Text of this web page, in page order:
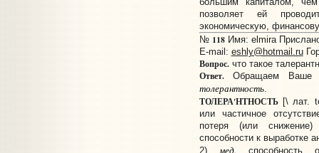
позволяет ей
экономическую,
№ 118Имя: elmira
E-mail: eshly@hotmail.ru
Вопрос.что такое
Ответ.Обращаем Ваше
толерантность.
ТОЛЕРА'НТНОСТЬ[\ лат.
или частичное
потеря (или снижение)
способности к выработке
2)мед. способность